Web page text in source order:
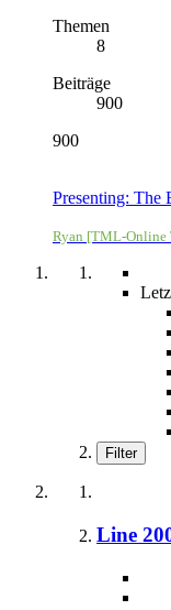
Themen
8
Beiträge
900
900
Presenting: The
Ryan [TML-Online
Filter
Line